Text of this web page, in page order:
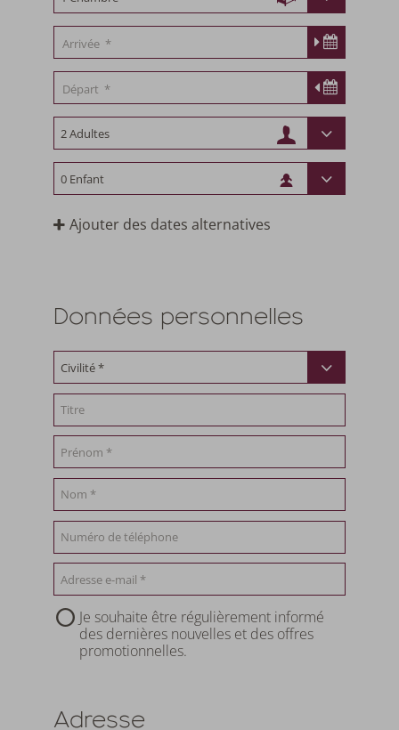
Ajouter des dates alternatives
Données personnelles
Je souhaite être régulièrement informé
des dernières nouvelles et des offres
promotionnelles.
Adresse